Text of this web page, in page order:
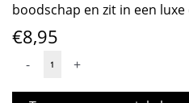
boodschap en zit in een luxe
€8,95
- +